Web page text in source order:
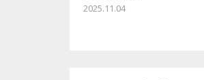
2025.11.04